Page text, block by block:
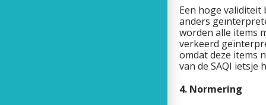
Een hoge
anders
worden alle items
verkeerd
omdat deze items
van de SAQI ietsje
4. Normering